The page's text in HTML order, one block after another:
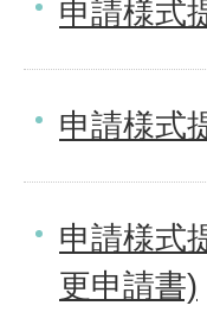
申請様式
申請様式
申請様式
更申請書)